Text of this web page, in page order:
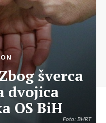
Foto: BHRT
šverca
dvojica
OS BiH